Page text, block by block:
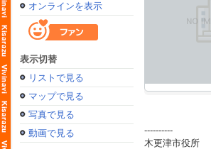
オンラインを表示
表示切替
リストで見る
マップで見る
写真で見る
動画で見る
----------
木更津市役所